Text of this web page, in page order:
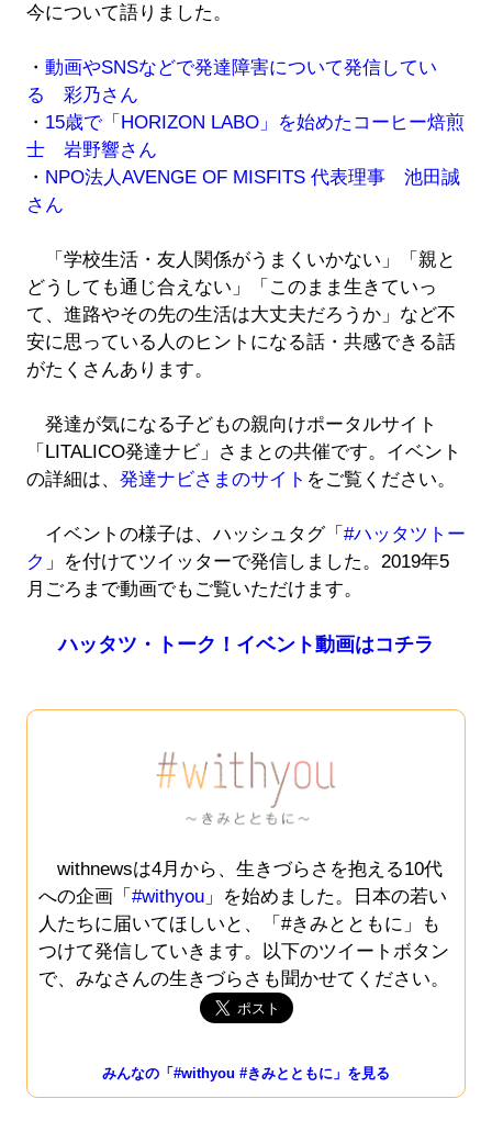
今について語りました。
・ 動画やSNSなどで発達障害について発信してい
る 彩乃さん
・ 15歳で「HORIZON LABO」を始めたコーヒー焙煎
士 岩野響さん
・ NPO法人AVENGE OF MISFITS 代表理事 池田誠
さん
「学校生活・友人関係がうまくいかない」「親と
どうしても通じ合えない」「このまま生きていっ
て、進路やその先の生活は大丈夫だろうか」など不
安に思っている人のヒントになる話・共感できる話
がたくさんあります。
発達が気になる子どもの親向けポータルサイト
「LITALICO発達ナビ」さまとの共催です。イベント
の詳細は、 発達ナビさまのサイト をご覧ください。
イベントの様子は、ハッシュタグ「 #ハッタツトー
ク 」を付けてツイッターで発信しました。2019年5
月ごろまで動画でもご覧いただけます。
ハッタツ・トーク！イベント動画はコチラ
withnewsは4月から、生きづらさを抱える10代
への企画「#withyou 」を始めました。日本の若い
人たちに届いてほしいと、「#きみとともに」も
つけて発信していきます。以下のツイートボタン
で、みなさんの生きづらさも聞かせてください。
みんなの「#withyou #きみとともに」を見る